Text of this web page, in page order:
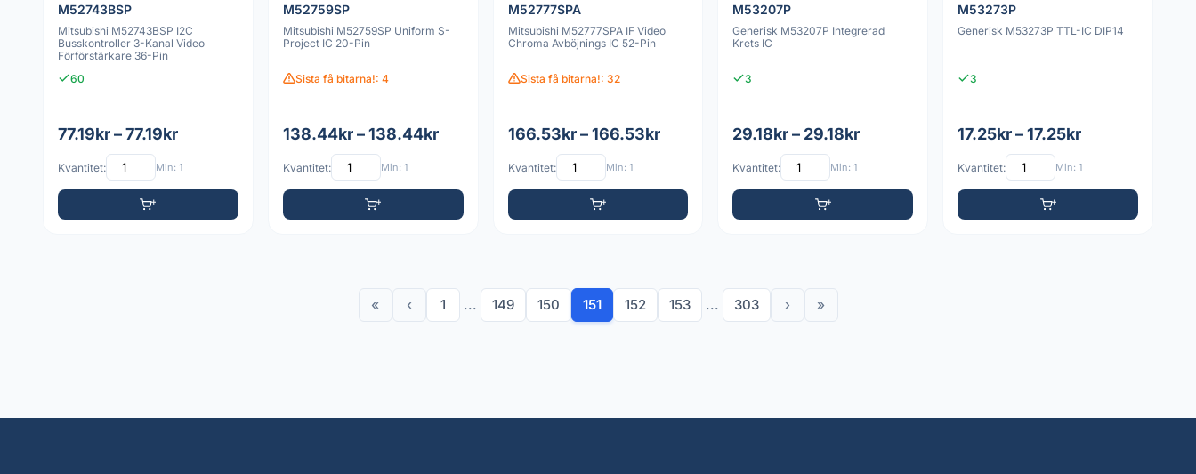
M52743BSP
Mitsubishi M52743BSP I2C
Busskontroller 3-Kanal Video
Förförstärkare 36-Pin
60
77.19kr – 77.19kr
Kvantitet: Min: 1
M52759SP
Mitsubishi M52759SP Uniform S-
Project IC 20-Pin
Sista få bitarna!: 4
138.44kr – 138.44kr
Kvantitet: Min: 1
M52777SPA
Mitsubishi M52777SPA IF Video
Chroma Avböjnings IC 52-Pin
Sista få bitarna!: 32
166.53kr – 166.53kr
Kvantitet: Min: 1
M53207P
Generisk M53207P Integrerad
Krets IC
3
29.18kr – 29.18kr
Kvantitet: Min: 1
M53273P
Generisk M53273P TTL-IC DIP14
3
17.25kr – 17.25kr
Kvantitet: Min: 1
« ‹ 1 ... 149 150 151 152 153 ... 303 › »